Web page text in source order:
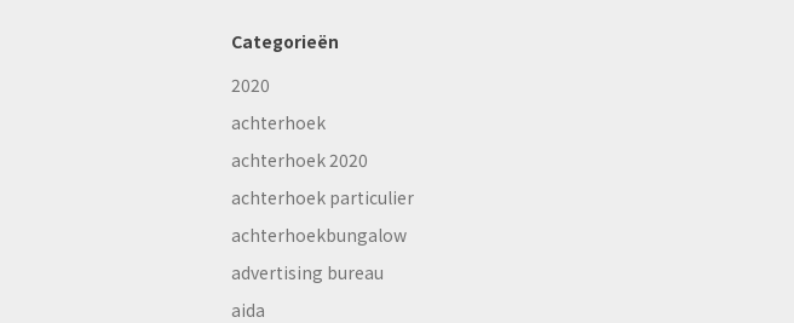
Categorieën
2020
achterhoek
achterhoek 2020
achterhoek particulier
achterhoekbungalow
advertising bureau
aida